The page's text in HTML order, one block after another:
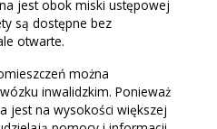
jest obok miski ustępowej
są dostępne bez
otwarte.
można
inwalidzkim. Ponieważ
jest na wysokości większej